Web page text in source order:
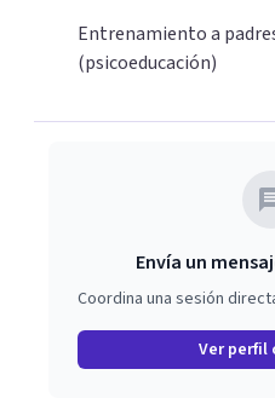
Entrenamiento a
(psicoeducación)
Envía un
Coordina una sesión
Ver perfil